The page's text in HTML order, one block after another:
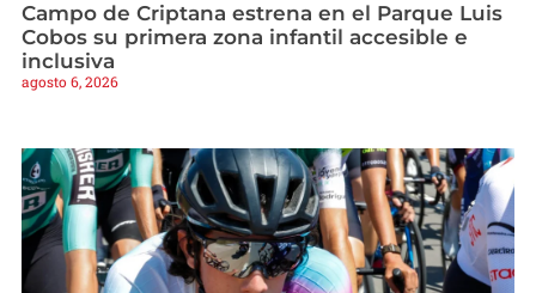
Campo de Criptana estrena en el Parque Luis
Cobos su primera zona infantil accesible e
inclusiva
agosto 6, 2026